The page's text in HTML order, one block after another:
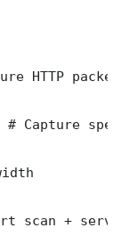
HTTP
# Capture
scan +